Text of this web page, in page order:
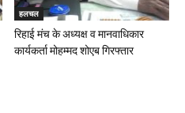
हलचल
रिहाई मंच के अध्यक्ष व मानवाधिकार
कार्यकर्ता मोहम्मद शोएब गिरफ्तार